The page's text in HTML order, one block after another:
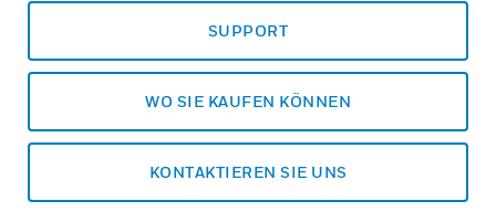
SUPPORT
WO SIE KAUFEN KÖNNEN
KONTAKTIEREN SIE UNS